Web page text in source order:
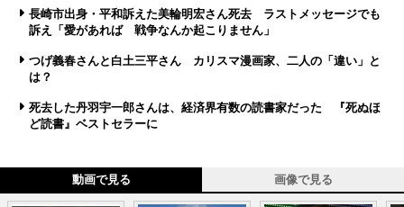
長崎市出身・平和訴えた美輪明宏さん死去 ラストメッセージでも
訴え「愛があれば 戦争なんか起こりません」
つげ義春さんと白土三平さん カリスマ漫画家、二人の「違い」と
は？
死去した丹羽宇一郎さんは、経済界有数の読書家だった 『死ぬほ
ど読書』ベストセラーに
動画で見る 画像で見る